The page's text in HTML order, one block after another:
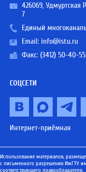
426069, Удмуртская
7
Единый
Email: info@istu.ru
Факс: (3412) 50-40-55
СОЦСЕТИ
Интернет-приёмная
Использование материалов,
с письменного разрешения ИжГТУ
соответствующего правообладателя.